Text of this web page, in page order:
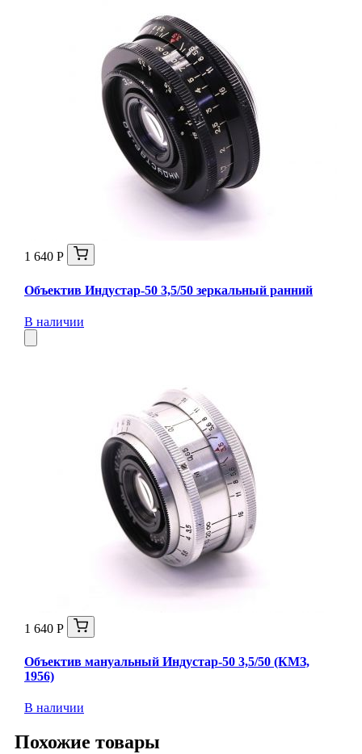
1 640 Р
Объектив Индустар-50 3,5/50 зеркальный ранний
В наличии
1 640 Р
Объектив мануальный Индустар-50 3,5/50 (КМЗ,
1956)
В наличии
Похожие товары